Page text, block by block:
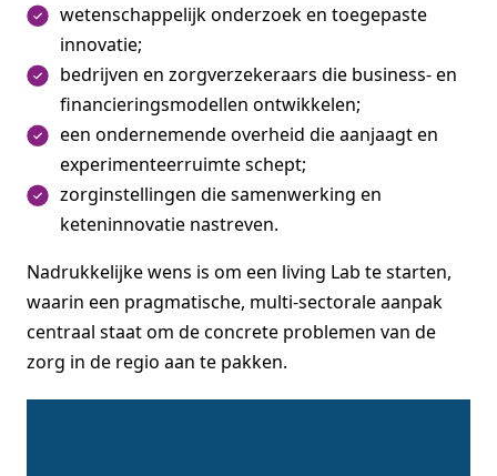
wetenschappelijk onderzoek en toegepaste
innovatie;
bedrijven en zorgverzekeraars die business- en
financieringsmodellen ontwikkelen;
een ondernemende overheid die aanjaagt en
experimenteerruimte schept;
zorginstellingen die samenwerking en
keteninnovatie nastreven.
Nadrukkelijke wens is om een living Lab te starten,
waarin een pragmatische, multi-sectorale aanpak
centraal staat om de concrete problemen van de
zorg in de regio aan te pakken.